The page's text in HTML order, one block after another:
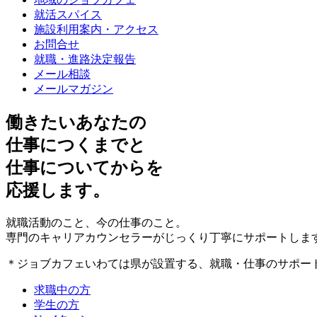
就活スパイス
施設利用案内・アクセス
お問合せ
就職・進路決定報告
メール相談
メールマガジン
働きたいあなたの
仕事につくまでと
仕事についてからを
応援します。
就職活動のこと、今の仕事のこと。
専門のキャリアカウンセラーがじっくり丁寧にサポートしま
＊ジョブカフェいわては県が設置する、就職・仕事のサポー
求職中の方
学生の方